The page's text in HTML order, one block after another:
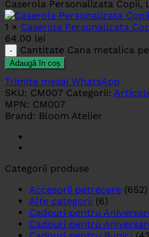
Caserola Personalizata
1 × Caserola Personalizata
64.00 lei
Cantitate Cana metalica
Adaugă în coș
Trimite mesaj WhatsApp
SKU: CM007 Categorii:
MPN: CM007
Brand: Bloom Atelier
Categorii produse
Accesorii petrecere (652)
Alte categorii (6)
Cadouri pentru
Cadouri pentru